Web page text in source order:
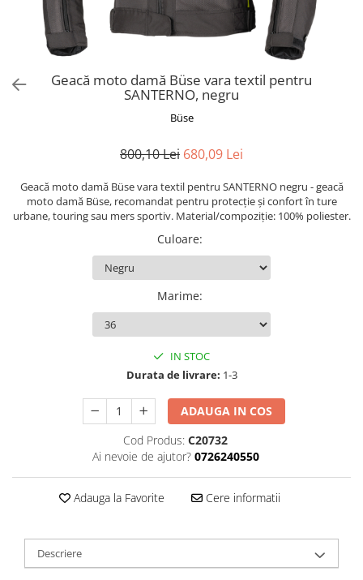
AIRBAG
CAGULE SI PROTECTII GAT
ECHIPAMENTE HARD
TERMICE
Lentile de Schimb
Ochelari
Ochelari Personalizabili
Stickere & Grafică
Ornamente Spite
Protecții & Slidere
Geacă moto damă Büse vara textil pentru
SANTERNO, negru
Büse
800,10 Lei 680,09 Lei
Geacă moto damă Büse vara textil pentru SANTERNO negru - geacă
moto damă Büse, recomandat pentru protecție și confort în ture
urbane, touring sau mers sportiv. Material/compoziție: 100% poliester.
Culoare:
Marime:
IN STOC
Durata de livrare: 1-3
ADAUGA IN COS
Cod Produs: C20732
Ai nevoie de ajutor? 0726240550
Adauga la Favorite Cere informatii
Descriere